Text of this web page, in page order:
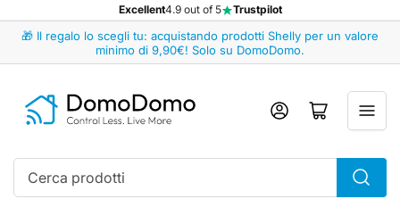
Excellent4.9 out of 5 Trustpilot
🎁 Il regalo lo scegli tu: acquistando prodotti Shelly per un valore
minimo di 9,90€! Solo su DomoDomo.
Cerca
prodotti
AccediApri il mini carrello